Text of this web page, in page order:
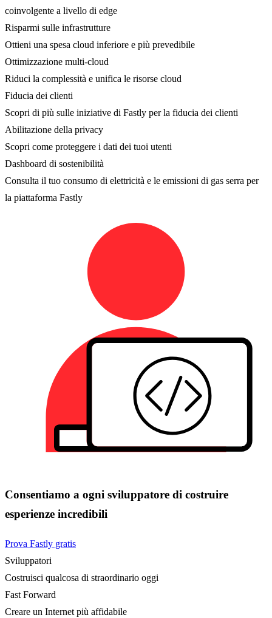
coinvolgente a livello di edge
Risparmi sulle infrastrutture
Ottieni una spesa cloud inferiore e più prevedibile
Ottimizzazione multi-cloud
Riduci la complessità e unifica le risorse cloud
Fiducia dei clienti
Scopri di più sulle iniziative di Fastly per la fiducia dei clienti
Abilitazione della privacy
Scopri come proteggere i dati dei tuoi utenti
Dashboard di sostenibilità
Consulta il tuo consumo di elettricità e le emissioni di gas serra per
la piattaforma Fastly
Consentiamo a ogni sviluppatore di costruire
esperienze incredibili
Prova Fastly gratis
Sviluppatori
Costruisci qualcosa di straordinario oggi
Fast Forward
Creare un Internet più affidabile